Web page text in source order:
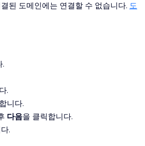
된 도메인에는 연결할 수 없습니다. 도
.
.
니다.
다음을 클릭합니다.
.